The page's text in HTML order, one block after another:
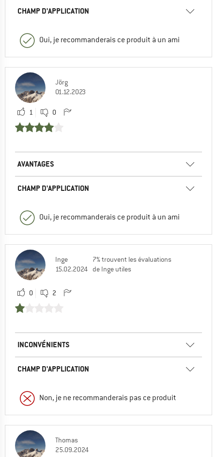
CHAMP D'APPLICATION
Oui, je recommanderais ce produit à un ami
Jörg
01.12.2023
1 0
AVANTAGES
CHAMP D'APPLICATION
Oui, je recommanderais ce produit à un ami
Inge
15.02.2024
7% trouvent les évaluations
de Inge utiles
0 2
INCONVÉNIENTS
CHAMP D'APPLICATION
Non, je ne recommanderais pas ce produit
Thomas
25.09.2024